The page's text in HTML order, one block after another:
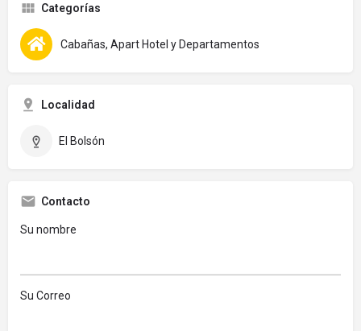
Categorías
Cabañas, Apart Hotel y Departamentos
Localidad
El Bolsón
Contacto
Su nombre
Su Correo